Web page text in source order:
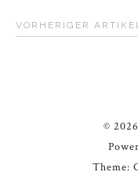
VORHERIGER
© 2026
Theme: